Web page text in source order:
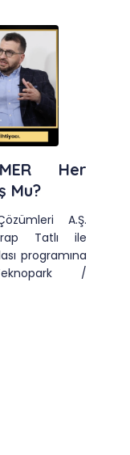
Her
Mu?
A.Ş.
Tatlı ile
programına
/